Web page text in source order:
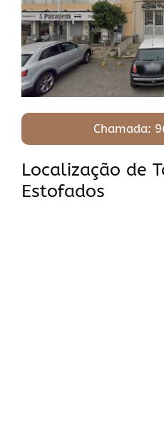
Chamada:
Localização de
Estofados